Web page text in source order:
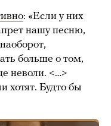
: «Если у них
нашу песню,
больше о том,
неволи. <…>
хотят. Будто бы